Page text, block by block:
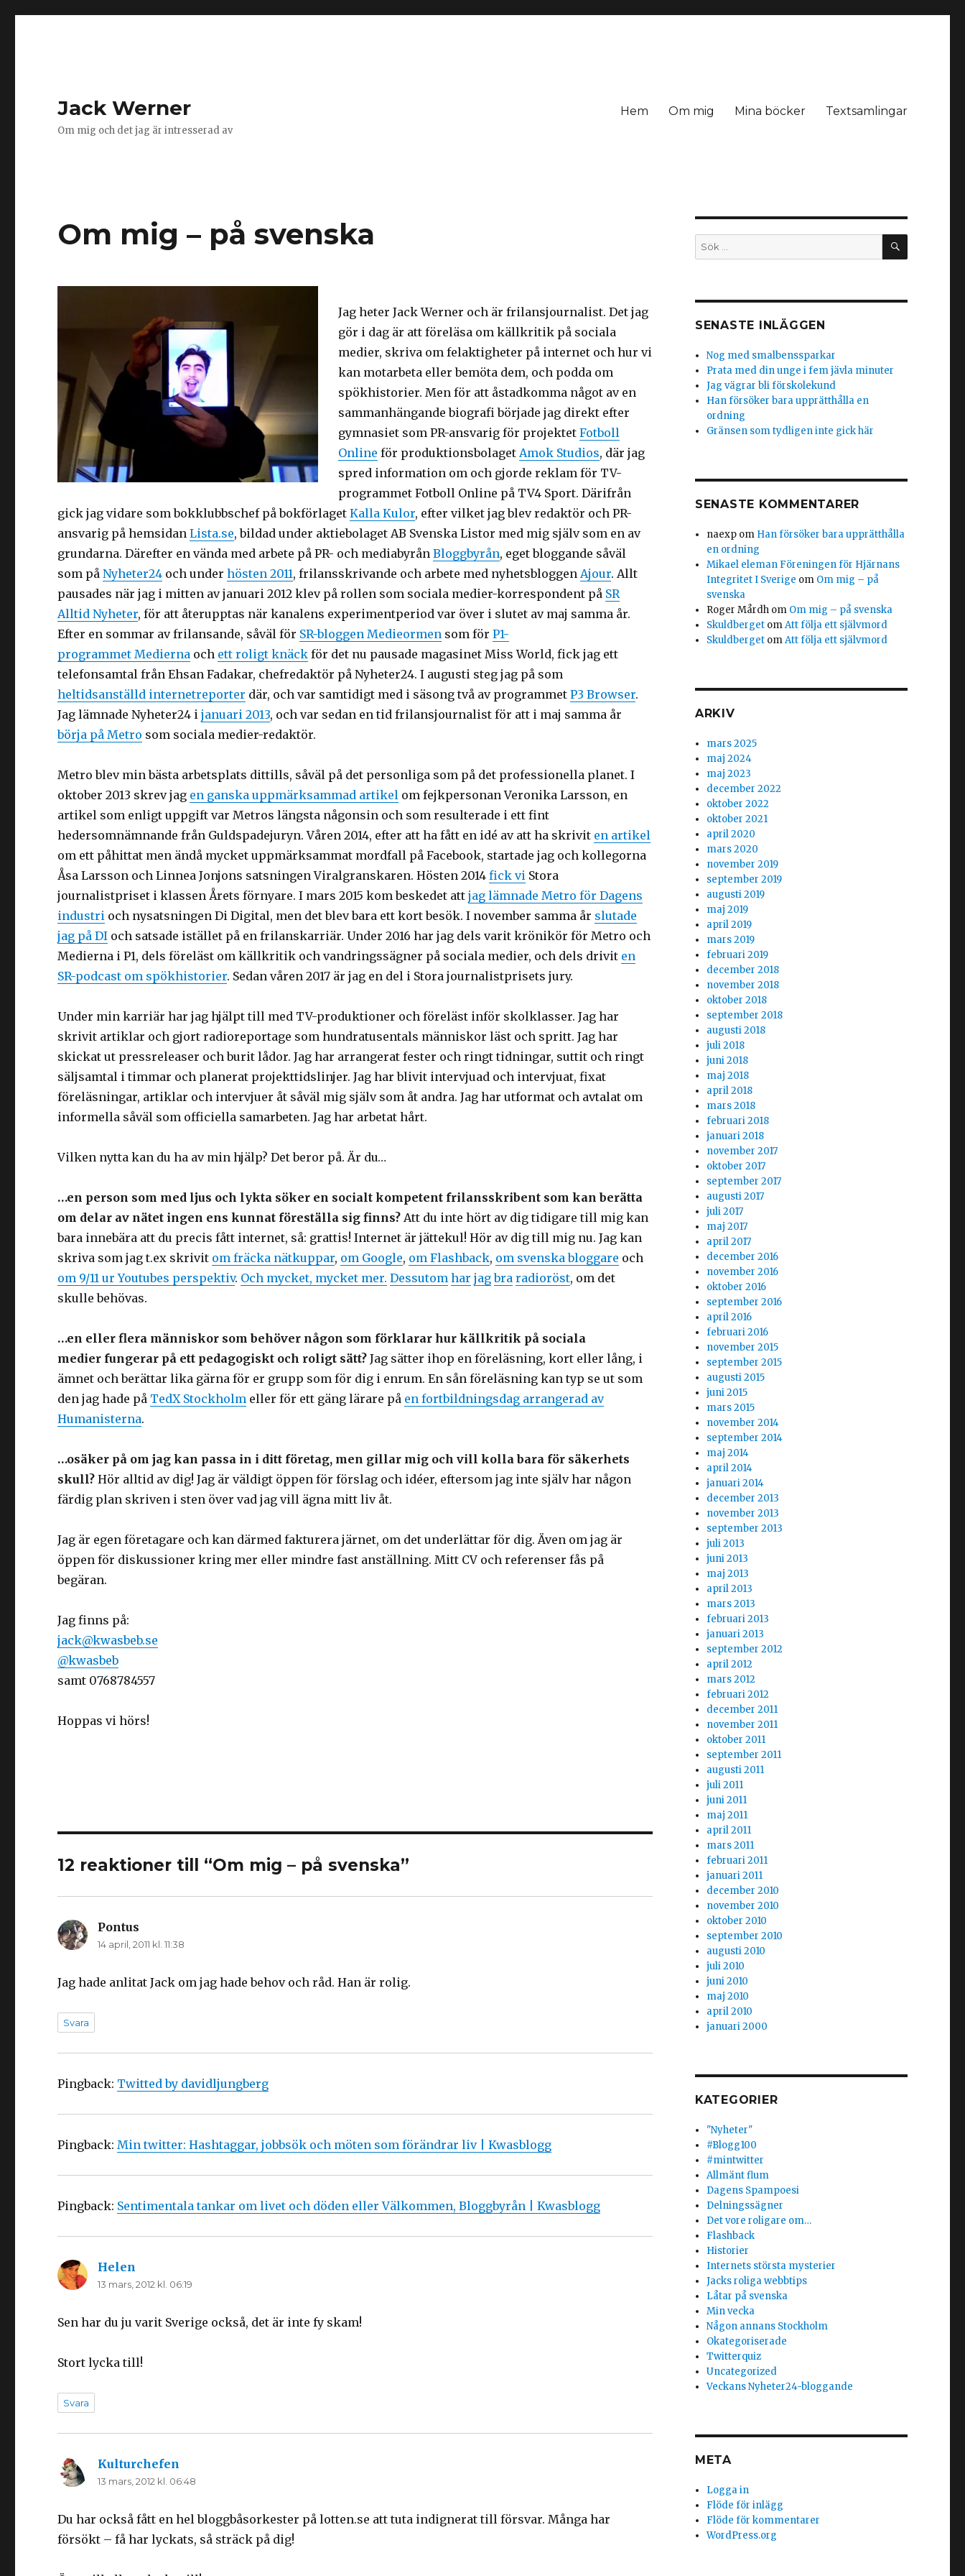
Jack Werner
Om mig och det jag är intresserad av
Hem Om mig Mina böcker Textsamlingar
Om mig – på svenska
Jag heter Jack Werner och är frilansjournalist. Det jag
gör i dag är att föreläsa om källkritik på sociala
medier, skriva om felaktigheter på internet och hur vi
kan motarbeta eller bemöta dem, och podda om
spökhistorier. Men för att åstadkomma något av en
sammanhängande biografi började jag direkt efter
gymnasiet som PR-ansvarig för projektetFotboll
Online för produktionsbolagetAmok Studios, där jag
spred information om och gjorde reklam för TV-
programmet Fotboll Online på TV4 Sport. Därifrån
gick jag vidare som bokklubbschef på bokförlagetKalla Kulor, efter vilket jag blev redaktör och PR-
ansvarig på hemsidanLista.se, bildad under aktiebolaget AB Svenska Listor med mig själv som en av
grundarna. Därefter en vända med arbete på PR- och mediabyrånBloggbyrån, eget bloggande såväl
som påNyheter24 och underhösten 2011, frilansskrivande och arbete med nyhetsbloggenAjour. Allt
pausades när jag i mitten av januari 2012 klev på rollen som sociala medier-korrespondent på SR
Alltid Nyheter, för att återupptas när kanalens experimentperiod var över i slutet av maj samma år.
Efter en sommar av frilansande, såväl för SR-bloggen Medieormen som förP1-
programmet Medierna och ett roligt knäck för det nu pausade magasinet Miss World, fick jag ett
telefonsamtal från Ehsan Fadakar, chefredaktör på Nyheter24. I augusti steg jag på som
heltidsanställd internetreporter där, och var samtidigt med i säsong två av programmetP3 Browser.
Jag lämnade Nyheter24 ijanuari 2013, och var sedan en tid frilansjournalist för att i maj samma år
börja på Metro som sociala medier-redaktör.
Metro blev min bästa arbetsplats dittills, såväl på det personliga som på det professionella planet. I
oktober 2013 skrev jag en ganska uppmärksammad artikel om fejkpersonan Veronika Larsson, en
artikel som enligt uppgift var Metros längsta någonsin och som resulterade i ett fint
hedersomnämnande från Guldspadejuryn. Våren 2014, efter att ha fått en idé av att ha skrivit en artikel
om ett påhittat men ändå mycket uppmärksammat mordfall på Facebook, startade jag och kollegorna
Åsa Larsson och Linnea Jonjons satsningen Viralgranskaren. Hösten 2014fick vi Stora
journalistpriset i klassen Årets förnyare. I mars 2015 kom beskedet attjag lämnade Metro för Dagens
industri och nysatsningen Di Digital, men det blev bara ett kort besök. I november samma år slutade
jag på DI och satsade istället på en frilanskarriär. Under 2016 har jag dels varit krönikör för Metro och
Medierna i P1, dels föreläst om källkritik och vandringssägner på sociala medier, och dels drivit en
SR-podcast om spökhistorier. Sedan våren 2017 är jag en del i Stora journalistprisets jury.
Under min karriär har jag hjälpt till med TV-produktioner och föreläst inför skolklasser. Jag har
skrivit artiklar och gjort radioreportage som hundratusentals människor läst och spritt. Jag har
skickat ut pressreleaser och burit lådor. Jag har arrangerat fester och ringt tidningar, suttit och ringt
säljsamtal i timmar och planerat projekttidslinjer. Jag har blivit intervjuad och intervjuat, fixat
föreläsningar, artiklar och intervjuer åt såväl mig själv som åt andra. Jag har utformat och avtalat om
informella såväl som officiella samarbeten. Jag har arbetat hårt.
Vilken nytta kan du ha av min hjälp? Det beror på. Är du…
…en person som med ljus och lykta söker en socialt kompetent frilansskribent som kan berätta
om delar av nätet ingen ens kunnat föreställa sig finns?Att du inte hört av dig tidigare till mig kan
bara innebära att du precis fått internet, så: grattis! Internet är jättekul! Hör av dig till mig nu. Jag kan
skriva som jag t.ex skrivit om fräcka nätkuppar, om Google, om Flashback, om svenska bloggare och
om 9/11 ur Youtubes perspektiv. Och mycket, mycket mer. Dessutom har jag bra radioröst, om det
skulle behövas.
…en eller flera människor som behöver någon som förklarar hur källkritik på sociala
medier fungerar på ett pedagogiskt och roligt sätt?Jag sätter ihop en föreläsning, kort eller lång, i
ämnet och berättar lika gärna för er grupp som för dig i enrum. En sån föreläsning kan typ se ut som
den jag hade på TedX Stockholm eller för ett gäng lärare på en fortbildningsdag arrangerad av
Humanisterna.
…osäker på om jag kan passa in i ditt företag, men gillar mig och vill kolla bara för säkerhets
skull? Hör alltid av dig! Jag är väldigt öppen för förslag och idéer, eftersom jag inte själv har någon
färdig plan skriven i sten över vad jag vill ägna mitt liv åt.
Jag är egen företagare och kan därmed fakturera järnet, om det underlättar för dig. Även om jag är
öppen för diskussioner kring mer eller mindre fast anställning. Mitt CV och referenser fås på
begäran.
Jag finns på:
jack@kwasbeb.se
@kwasbeb
samt 0768784557
Hoppas vi hörs!
12 reaktioner till “Om mig – på svenska”
Pontus
14 april, 2011 kl. 11:38
Jag hade anlitat Jack om jag hade behov och råd. Han är rolig.
Svara
Pingback: Twitted by davidljungberg
Pingback:Min twitter: Hashtaggar, jobbsök och möten som förändrar liv | Kwasblogg
Pingback: Sentimentala tankar om livet och döden eller Välkommen, Bloggbyrån | Kwasblogg
Helen
13 mars, 2012 kl. 06:19
Sen har du ju varit Sverige också, det är inte fy skam!
Stort lycka till!
Svara
Kulturchefen
13 mars, 2012 kl. 06:48
Du har också fått en hel bloggbåsorkester på lotten.se att tuta indignerat till försvar. Många har
försökt – få har lyckats, så sträck på dig!
Sök
efter:
SÖK
SENASTE INLÄGGEN
Nog med smalbenssparkar
Prata med din unge i fem jävla minuter
Jag vägrar bli förskolekund
Han försöker bara upprätthålla en
ordning
Gränsen som tydligen inte gick här
SENASTE KOMMENTARER
naexp om Han försöker bara upprätthålla
en ordning
Mikael eleman Föreningen för Hjärnans
Integritet I Sverige om Om mig – på
svenska
Roger Mårdh om Om mig – på svenska
Skuldberget omAtt följa ett självmord
Skuldberget omAtt följa ett självmord
ARKIV
mars 2025
maj 2024
maj 2023
december 2022
oktober 2022
oktober 2021
april 2020
mars 2020
november 2019
september 2019
augusti 2019
maj 2019
april 2019
mars 2019
februari 2019
december 2018
november 2018
oktober 2018
september 2018
augusti 2018
juli 2018
juni 2018
maj 2018
april 2018
mars 2018
februari 2018
januari 2018
november 2017
oktober 2017
september 2017
augusti 2017
juli 2017
maj 2017
april 2017
december 2016
november 2016
oktober 2016
september 2016
april 2016
februari 2016
november 2015
september 2015
augusti 2015
juni 2015
mars 2015
november 2014
september 2014
maj 2014
april 2014
januari 2014
december 2013
november 2013
september 2013
juli 2013
juni 2013
maj 2013
april 2013
mars 2013
februari 2013
januari 2013
september 2012
april 2012
mars 2012
februari 2012
december 2011
november 2011
oktober 2011
september 2011
augusti 2011
juli 2011
juni 2011
maj 2011
april 2011
mars 2011
februari 2011
januari 2011
december 2010
november 2010
oktober 2010
september 2010
augusti 2010
juli 2010
juni 2010
maj 2010
april 2010
januari 2000
KATEGORIER
"Nyheter"
#Blogg100
#mintwitter
Allmänt flum
Dagens Spampoesi
Delningssägner
Det vore roligare om…
Flashback
Historier
Internets största mysterier
Jacks roliga webbtips
Låtar på svenska
Min vecka
Någon annans Stockholm
Okategoriserade
Twitterquiz
Uncategorized
Veckans Nyheter24-bloggande
META
Logga in
Flöde för inlägg
Flöde för kommentarer
WordPress.org